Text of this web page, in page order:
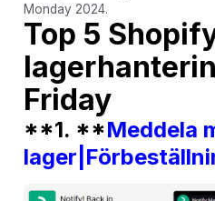
Monday 2024.
Top 5
Friday
**1. **Meddela